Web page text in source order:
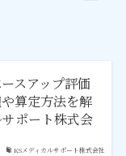
KSメディカルサポート株式会社
スアップ評価
算定方法を解
ポート株式会